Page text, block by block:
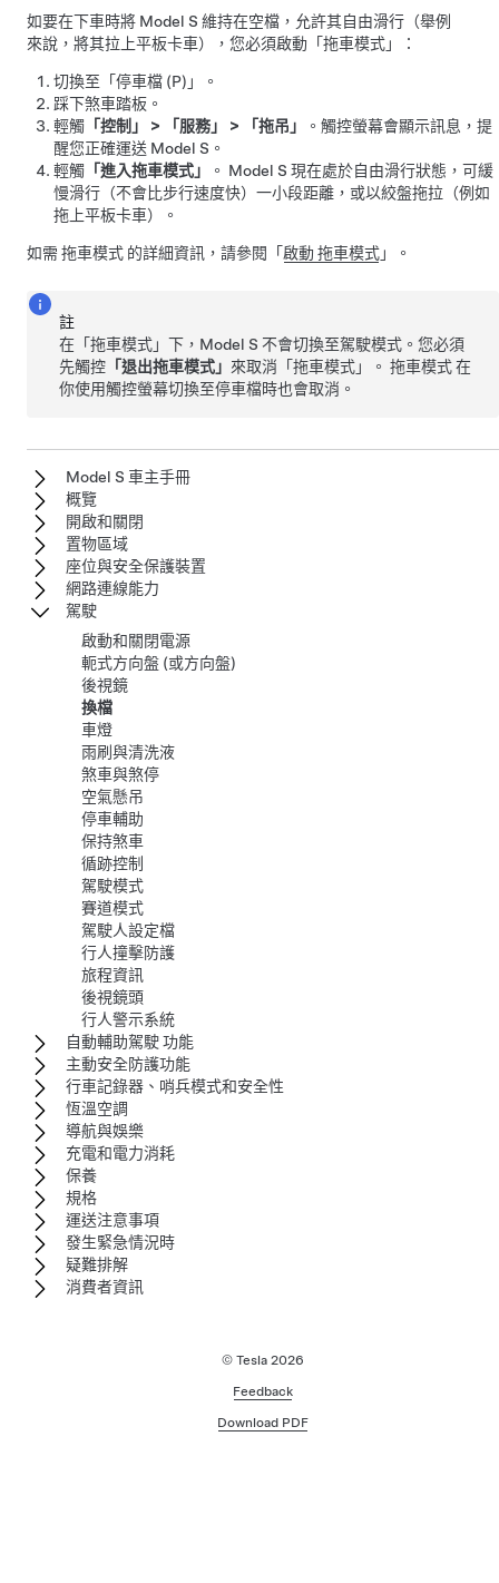
如要在下車時將 Model S 維持在空檔，允許其自由滑行（舉例
來說，將其拉上平板卡車），您必須啟動「拖車模式」：
切換至「停車檔 (P)」。
踩下煞車踏板。
輕觸 「控制」 > 「服務」 > 「拖吊」
。觸控螢幕會顯示訊息，提
醒您正確運送 Model S 。
輕觸 「進入拖車模式」 。 Model S 現在處於自由滑行狀態，可緩
慢滑行（不會比步行速度快）一小段距離，或以絞盤拖拉（例如
拖上平板卡車）。
如需 拖車模式 的詳細資訊，請參閱「 啟動 拖車模式」。
註
在「拖車模式」下， Model S 不會切換至駕駛模式。您必須
先觸控 「退出拖車模式」 來取消「拖車模式」。拖車模式在
你使用觸控螢幕切換至停車檔時也會取消。
Model S 車主手冊
概覽
開啟和關閉
置物區域
座位與安全保護裝置
網路連線能力
駕駛
啟動和關閉電源
軛式方向盤 (或方向盤)
後視鏡
換檔
車燈
雨刷與清洗液
煞車與煞停
空氣懸吊
停車輔助
保持煞車
循跡控制
駕駛模式
賽道模式
駕駛人設定檔
行人撞擊防護
旅程資訊
後視鏡頭
行人警示系統
自動輔助駕駛 功能
主動安全防護功能
行車記錄器、哨兵模式和安全性
恆溫空調
導航與娛樂
充電和電力消耗
保養
規格
運送注意事項
發生緊急情況時
疑難排解
消費者資訊
© Tesla 2026
Feedback
Download PDF